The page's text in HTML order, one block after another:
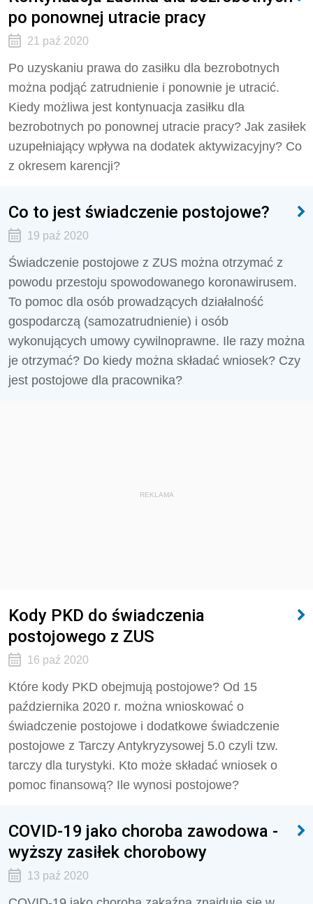
po ponownej utracie pracy
21 paź 2020
Po uzyskaniu prawa do zasiłku dla bezrobotnych
można podjąć zatrudnienie i ponownie je utracić.
Kiedy możliwa jest kontynuacja zasiłku dla
bezrobotnych po ponownej utracie pracy? Jak zasiłek
uzupełniający wpływa na dodatek aktywizacyjny? Co
z okresem karencji?
Co to jest świadczenie postojowe?
19 paź 2020
Świadczenie postojowe z ZUS można otrzymać z
powodu przestoju spowodowanego koronawirusem.
To pomoc dla osób prowadzących działalność
gospodarczą (samozatrudnienie) i osób
wykonujących umowy cywilnoprawne. Ile razy można
je otrzymać? Do kiedy można składać wniosek? Czy
jest postojowe dla pracownika?
REKLAMA
Kody PKD do świadczenia
postojowego z ZUS
16 paź 2020
Które kody PKD obejmują postojowe? Od 15
października 2020 r. można wnioskować o
świadczenie postojowe i dodatkowe świadczenie
postojowe z Tarczy Antykryzysowej 5.0 czyli tzw.
tarczy dla turystyki. Kto może składać wniosek o
pomoc finansową? Ile wynosi postojowe?
COVID-19 jako choroba zawodowa -
wyższy zasiłek chorobowy
13 paź 2020